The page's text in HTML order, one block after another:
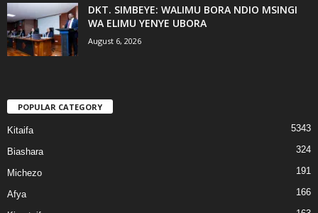
DKT. SIMBEYE: WALIMU BORA NDIO MSINGI
WA ELIMU YENYE UBORA
August 6, 2026
POPULAR CATEGORY
Kitaifa 5343
Biashara 324
Michezo 191
Afya 166